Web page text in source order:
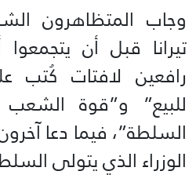
وجاب المتظاهرون
تيرانا قبل أن
رافعين لافتات كُتب
للبيع” و”قوة
السلطة”، فيما دعا
الوزراء الذي يتولى السلطة